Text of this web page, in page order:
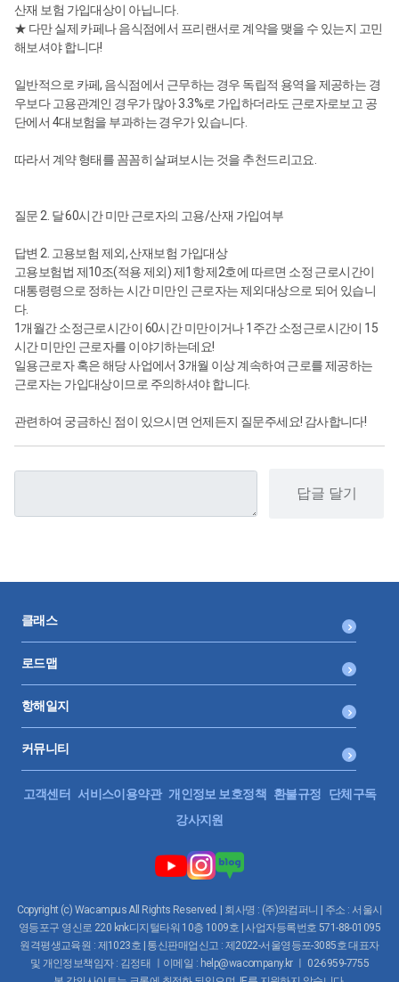
산재 보험 가입대상이 아닙니다.
★ 다만 실제 카페나 음식점에서 프리랜서로 계약을 맺을 수 있는지 고민
해보셔야 합니다!
일반적으로 카페, 음식점에서 근무하는 경우 독립적 용역을 제공하는 경
우보다 고용관계인 경우가 많아 3.3%로 가입하더라도 근로자로보고 공
단에서 4대보험을 부과하는 경우가 있습니다.
따라서 계약 형태를 꼼꼼히 살펴보시는 것을 추천드리고요.
질문 2. 달 60시간 미만 근로자의 고용/산재 가입여부
답변 2. 고용보험 제외, 산재보험 가입대상
고용보험법 제10조(적용 제외) 제1항 제2호에 따르면 소정 근로시간이
대통령령으로 정하는 시간 미만인 근로자는 제외대상으로 되어 있습니
다.
1개월간 소정근로시간이 60시간 미만이거나 1주간 소정근로시간이 15
시간 미만인 근로자를 이야기하는데요!
일용근로자 혹은 해당 사업에서 3개월 이상 계속하여 근로를 제공하는
근로자는 가입대상이므로 주의하셔야 합니다.
관련하여 궁금하신 점이 있으시면 언제든지 질문주세요! 감사합니다!
답글 달기
클래스
로드맵
항해일지
커뮤니티
고객센터 서비스이용약관 개인정보 보호정책 환불규정
단체구독
강사지원
Copyright (c) Wacampus All Rights Reserved. | 회사명 : (주)와컴퍼니 | 주소 : 서울시
영등포구 영신로 220 knk디지털타워 10층 1009호 | 사업자등록번호 571-88-01095
원격평생교육원 : 제1023호 | 통신판매업신고 : 제2022-서울영등포-3085호 대표자
및 개인정보책임자 : 김정태 ㅣ이메일 : help@wacompany.kr ㅣ 02-6959-7755